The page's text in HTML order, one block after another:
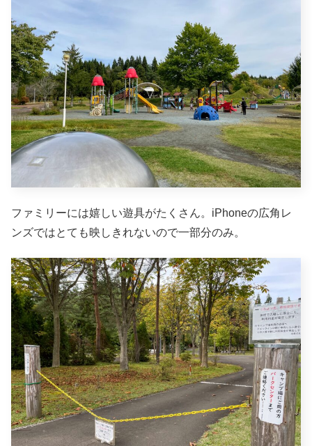
ファミリーには嬉しい遊具がたくさん。iPhoneの広角レ
ンズではとても映しきれないので一部分のみ。